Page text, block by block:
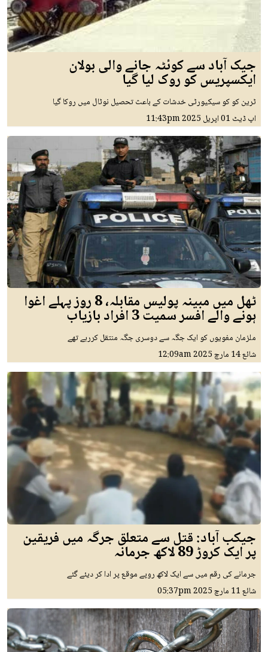
جیک آباد سے کوئٹہ جانے والی بولان
ایکسپریس کو روک لیا گیا
ٹرین کو کو سیکیورٹی خدشات کے باعث تحصیل نوٹال میں روکا گیا
اپ ڈیٹ 01 اپريل 2025 11:43pm
ٹھل میں مبینہ پولیس مقابلہ، 8 روز پہلے اغوا
ہونے والے افسر سمیت 3 افراد بازیاب
ملزمان مغویوں کو ایک جگہ سے دوسری جگہ منتقل کررہے تھے
شائع14 مارچ 2025 12:09am
جیکب آباد: قتل سے متعلق جرگہ میں فریقین
پر ایک کروڑ 89 لاکھ جرمانہ
جرمانے کی رقم میں سے ایک لاکھ روپے موقع پر ادا کر دیئے گئے
شائع11 مارچ 2025 05:37pm